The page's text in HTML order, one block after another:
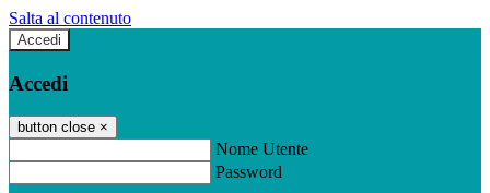
Salta al contenuto
Accedi
Accedi
button close ×
Nome Utente
Password